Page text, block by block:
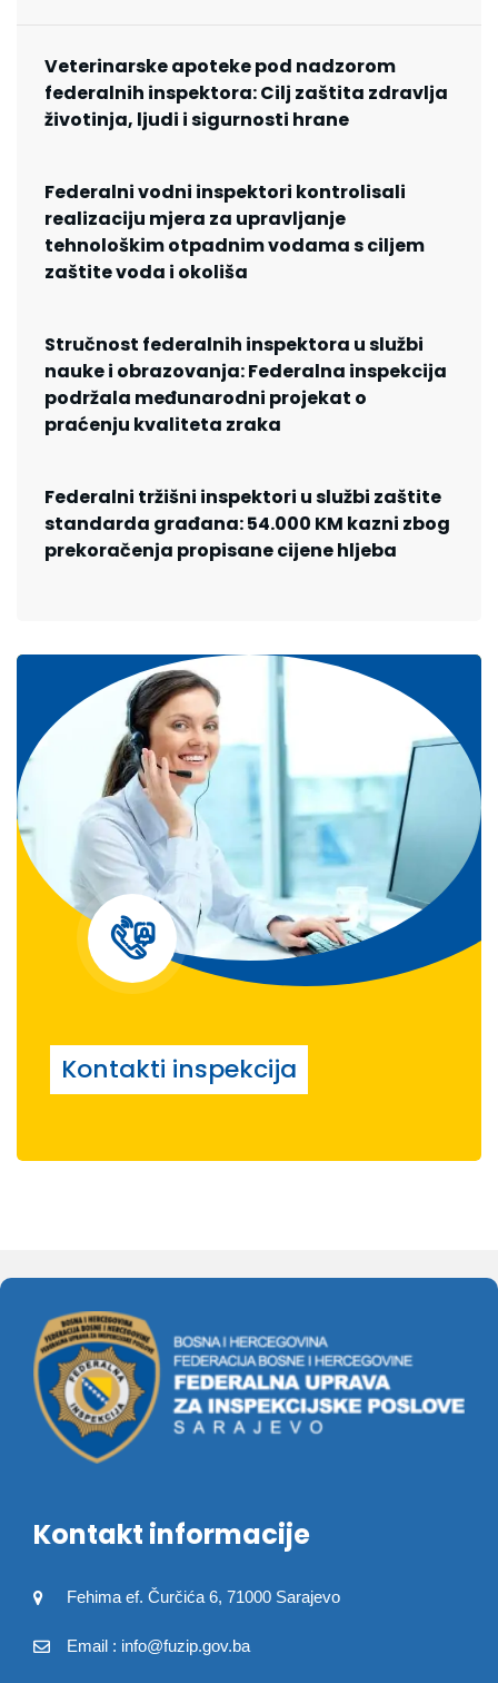
Veterinarske apoteke pod nadzorom
federalnih inspektora: Cilj zaštita zdravlja
životinja, ljudi i sigurnosti hrane
Federalni vodni inspektori kontrolisali
realizaciju mjera za upravljanje
tehnološkim otpadnim vodama s ciljem
zaštite voda i okoliša
Stručnost federalnih inspektora u službi
nauke i obrazovanja: Federalna inspekcija
podržala međunarodni projekat o
praćenju kvaliteta zraka
Federalni tržišni inspektori u službi zaštite
standarda građana: 54.000 KM kazni zbog
prekoračenja propisane cijene hljeba
Kontakti inspekcija
Kontakt informacije
Fehima ef. Čurčića 6, 71000 Sarajevo
Email : info@fuzip.gov.ba